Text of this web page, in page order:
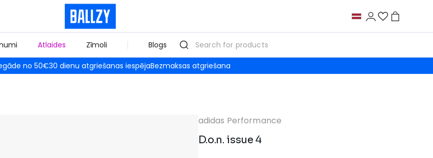
Atlaides Zīmoli Blogs
no 50€30 dienu atgriešanas iespējaBezmaksas atgriešana
adidas Performance
D.o.n. issue 4